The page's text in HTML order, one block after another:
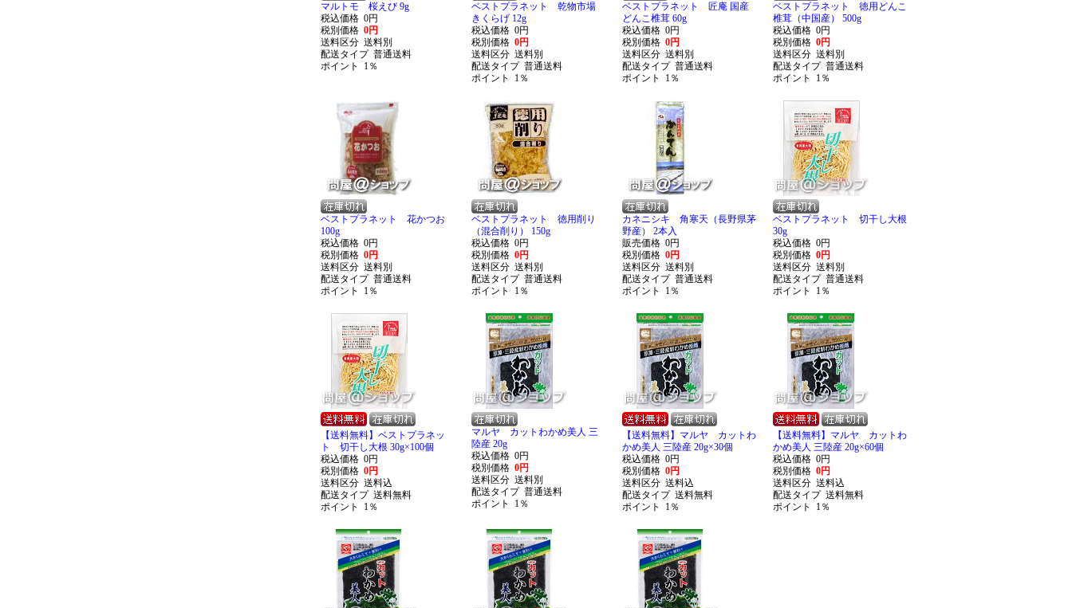
マルトモ 桜えび 9g
税込価格 0円
税別価格 0円
送料区分 送料別
配送タイプ 普通送料
ポイント 1％
ベストプラネット 乾物市場
きくらげ 12g
税込価格 0円
税別価格 0円
送料区分 送料別
配送タイプ 普通送料
ポイント 1％
ベストプラネット 匠庵 国産
どんこ椎茸 60g
税込価格 0円
税別価格 0円
送料区分 送料別
配送タイプ 普通送料
ポイント 1％
ベストプラネット 徳用どんこ
椎茸（中国産） 500g
税込価格 0円
税別価格 0円
送料区分 送料別
配送タイプ 普通送料
ポイント 1％
ベストプラネット 花かつお
100g
税込価格 0円
税別価格 0円
送料区分 送料別
配送タイプ 普通送料
ポイント 1％
ベストプラネット 徳用削り
（混合削り） 150g
税込価格 0円
税別価格 0円
送料区分 送料別
配送タイプ 普通送料
ポイント 1％
カネニシキ 角寒天（長野県茅
野産） 2本入
販売価格 0円
税別価格 0円
送料区分 送料別
配送タイプ 普通送料
ポイント 1％
ベストプラネット 切干し大根
30g
税込価格 0円
税別価格 0円
送料区分 送料別
配送タイプ 普通送料
ポイント 1％
【送料無料】ベストプラネッ
ト 切干し大根 30g×100個
税込価格 0円
税別価格 0円
送料区分 送料込
配送タイプ 送料無料
ポイント 1％
マルヤ カットわかめ美人 三
陸産 20g
税込価格 0円
税別価格 0円
送料区分 送料別
配送タイプ 普通送料
ポイント 1％
【送料無料】マルヤ カットわ
かめ美人 三陸産 20g×30個
税込価格 0円
税別価格 0円
送料区分 送料込
配送タイプ 送料無料
ポイント 1％
【送料無料】マルヤ カットわ
かめ美人 三陸産 20g×60個
税込価格 0円
税別価格 0円
送料区分 送料込
配送タイプ 送料無料
ポイント 1％